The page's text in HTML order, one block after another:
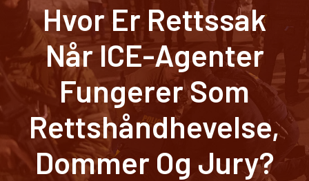
Hvor Er Rettssak
Når ICE-Agenter
Fungerer Som
Rettshåndhevelse,
Dommer Og Jury?